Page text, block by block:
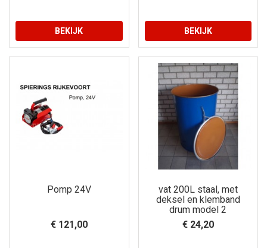
BEKIJK BEKIJK
Pomp 24V
€ 121,00
vat 200L staal, met
deksel en klemband
drum model 2
€ 24,20